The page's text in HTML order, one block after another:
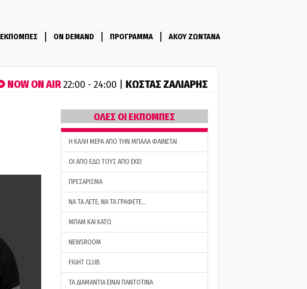
ΕΚΠΟΜΠΕΣ ON DEMAND ΠΡΟΓΡΑΜΜΑ ΑΚΟΥ ΖΩΝΤΑΝΑ
NOW ON AIR22:00 - 24:00 | ΚΩΣΤΑΣ ΖΑΛΙΑΡΗΣ
ΟΛΕΣ ΟΙ ΕΚΠΟΜΠΕΣ
H ΚΑΛΗ ΜΕΡΑ ΑΠΟ ΤΗΝ ΜΠΑΛΑ ΦΑΙΝΕΤΑΙ
ΟΙ ΑΠΟ ΕΔΩ ΤΟΥΣ ΑΠΟ ΕΚΕΙ
ΠΡΕΣΑΡΙΣΜΑ
ΝΑ ΤΑ ΛΕΤΕ, ΝΑ ΤΑ ΓΡΑΦΕΤΕ…
ΜΠΑΜ ΚΑΙ ΚΑΤΩ
NEWSROOM
FIGHT CLUB
ΤΑ ΔΙΑΜΑΝΤΙΑ ΕΙΝΑΙ ΠΑΝΤΟΤΙΝΑ